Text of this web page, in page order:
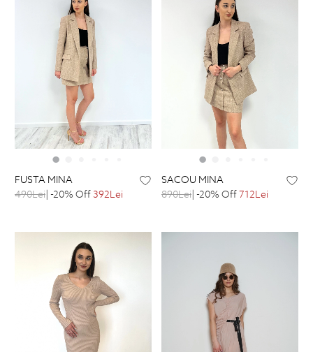
FUSTA MINA
490Lei| -20% Off392Lei
SACOU MINA
890Lei| -20% Off712Lei